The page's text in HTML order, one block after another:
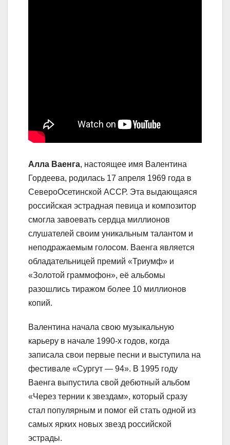
Алла Ваенга, настоящее имя Валентина
Гордеева, родилась 17 апреля 1969 года в
СевероОсетинской АССР. Эта выдающаяся
российская эстрадная певица и композитор
смогла завоевать сердца миллионов
слушателей своим уникальным талантом и
неподражаемым голосом. Ваенга является
обладательницей премий «Триумф» и
«Золотой граммофон», её альбомы
разошлись тиражом более 10 миллионов
копий.
Валентина начала свою музыкальную
карьеру в начале 1990-х годов, когда
записала свои первые песни и выступила на
фестивале «Сургут — 94». В 1995 году
Ваенга выпустила свой дебютный альбом
«Через тернии к звездам», который сразу
стал популярным и помог ей стать одной из
самых ярких новых звезд российской
эстрады.